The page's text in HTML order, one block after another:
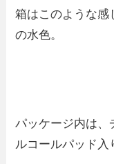
箱はこのような感
の水色。
パッケージ内は、
ルコールパッド入